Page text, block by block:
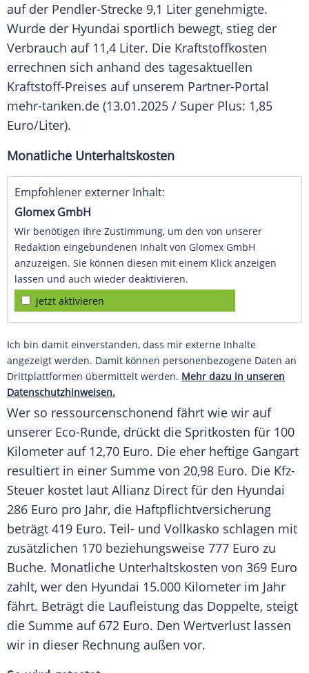
auf der Pendler-Strecke 9,1 Liter genehmigte.
Wurde der Hyundai sportlich bewegt, stieg der
Verbrauch auf 11,4 Liter. Die Kraftstoffkosten
errechnen sich anhand des tagesaktuellen
Kraftstoff-Preises auf unserem Partner-Portal
mehr-tanken.de (13.01.2025 / Super Plus: 1,85
Euro/Liter).
Monatliche Unterhaltskosten
Empfohlener externer Inhalt:
Glomex GmbH
Wir benötigen Ihre Zustimmung, um den von unserer
Redaktion eingebundenen Inhalt von Glomex GmbH
anzuzeigen. Sie können diesen mit einem Klick anzeigen
lassen und auch wieder deaktivieren.
jetzt aktivieren
Ich bin damit einverstanden, dass mir externe Inhalte
angezeigt werden. Damit können personenbezogene Daten an
Drittplattformen übermittelt werden. Mehr dazu in unseren
Datenschutzhinweisen.
Wer so ressourcenschonend fährt wie wir auf
unserer Eco-Runde, drückt die Spritkosten für 100
Kilometer auf 12,70 Euro. Die eher heftige Gangart
resultiert in einer Summe von 20,98 Euro. Die Kfz-
Steuer kostet laut Allianz Direct für den Hyundai
286 Euro pro Jahr, die Haftpflichtversicherung
beträgt 419 Euro. Teil- und Vollkasko schlagen mit
zusätzlichen 170 beziehungsweise 777 Euro zu
Buche. Monatliche Unterhaltskosten von 369 Euro
zahlt, wer den Hyundai 15.000 Kilometer im Jahr
fährt. Beträgt die Laufleistung das Doppelte, steigt
die Summe auf 672 Euro. Den Wertverlust lassen
wir in dieser Rechnung außen vor.